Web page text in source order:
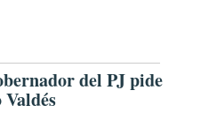
del PJ pide